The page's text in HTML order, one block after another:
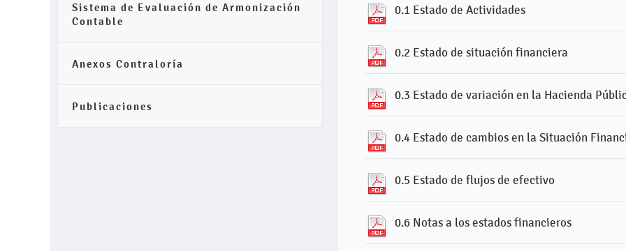
Sistema de Evaluación de Armonización
Contable
Anexos Contraloría
Publicaciones
0.1 Estado de Actividades
0.2 Estado de situación financiera
0.3 Estado de variación en la Hacienda
0.4 Estado de cambios en la Situación
0.5 Estado de flujos de efectivo
0.6 Notas a los estados financieros